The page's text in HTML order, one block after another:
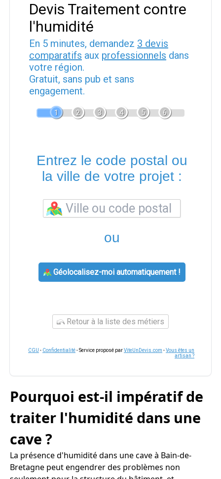
Devis Traitement contre
l'humidité
En 5 minutes, demandez 3 devis
comparatifs aux professionnels dans
votre région.
Gratuit, sans pub et sans
engagement.
1 2 3 4 5 6
Entrez le code postal ou
la ville de votre projet :
ou
Géolocalisez-moi automatiquement !
Retour à la liste des métiers
CGU - Confidentialité- Service proposé parViteUnDevis.com -Vous êtes un
artisan ?
Pourquoi est-il impératif de
traiter l'humidité dans une
cave ?
La présence d'humidité dans une cave à Bain-de-
Bretagne peut engendrer des problèmes non